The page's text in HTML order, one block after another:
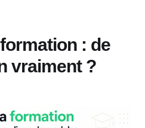
: de
vraiment ?